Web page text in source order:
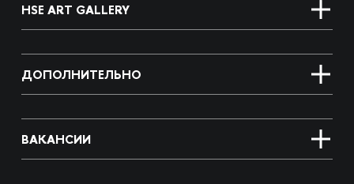
HSE ART GALLERY
ДОПОЛНИТЕЛЬНО
ВАКАНСИИ